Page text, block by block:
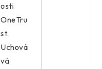
osti
OneTru
st.
Uchová
vá